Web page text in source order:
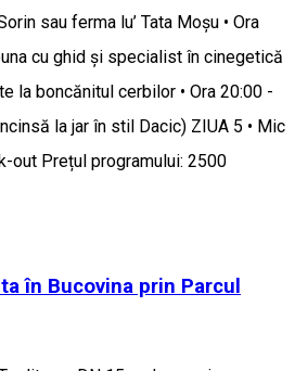
sau ferma lu’ Tata Moșu • Ora
cu ghid și specialist în cinegetică
la boncănitul cerbilor • Ora 20:00 -
la jar în stil Dacic) ZIUA 5 • Mic
out Prețul programului: 2500
în Bucovina prin Parcul